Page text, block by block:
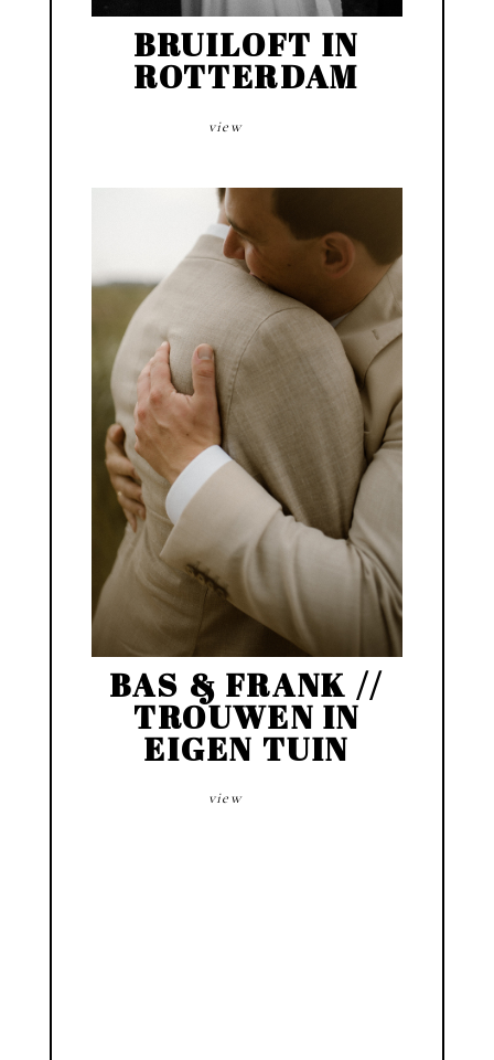
BRUILOFT IN
ROTTERDAM
view
BAS & FRANK //
TROUWEN IN
EIGEN TUIN
view